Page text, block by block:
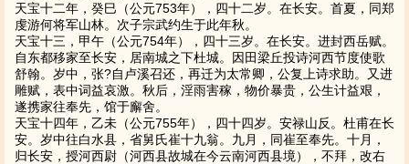
天宝十二年，癸巳（公元753年），四十二岁。在长安。首夏，同郑
虔游何将军山林。次子宗武约生于此年秋。
天宝十三，甲午（公元754年），四十三岁。在长安。进封西岳赋。
自东都移家至长安，居南城之下杜城。因田梁丘投诗河西节度使歌
舒翰。岁中，张?自卢溪召还，再迁为太常卿，公复上诗求助。又进
雕赋，表中词益哀激。秋后，淫雨害稼，物价暴贵，公生计益艰，
遂携家往奉先，馆于廨舍。
天宝十四年，乙未（公元755年），四十四岁。安禄山反。杜甫在长
安。岁中往白水县，省舅氏崔十九翁。九月，同崔至奉先。十月，
归长安，授河西尉（河西县故城在今云南河西县境），不拜，改右